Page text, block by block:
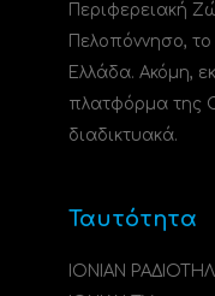
Περιφερειακή
Πελοπόννησο, το
Ελλάδα. Ακόμη,
πλατφόρμα της
διαδικτυακά.
Ταυτότητα
ΙΟΝΙΑΝ